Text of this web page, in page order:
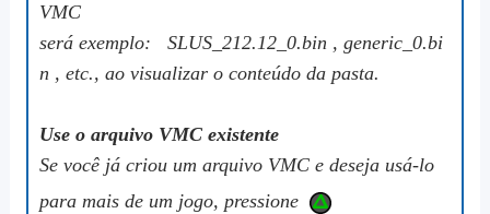
VMC
será exemplo: SLUS_212.12_0.bin , generic_0.bi
n , etc., ao visualizar o conteúdo da pasta.
Use o arquivo VMC existente
Se você já criou um arquivo VMC e deseja usá-lo
para mais de um jogo, pressione